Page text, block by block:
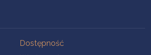
Dostępność